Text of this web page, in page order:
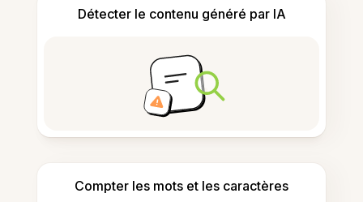
Détecter le contenu généré par IA
Compter les mots et les caractères